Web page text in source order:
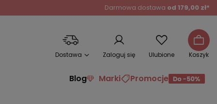
Darmowa dostawa od 179,00 zł*
Dostawa Zaloguj się Ulubione Koszyk
Blog Marki Promocje